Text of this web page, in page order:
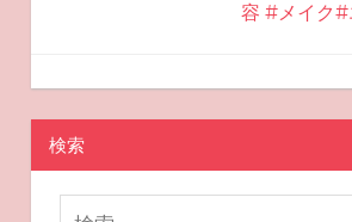
シ
ョ
ン
容 #メイク
2025-09-25
miyu
おすすめ美容
検索